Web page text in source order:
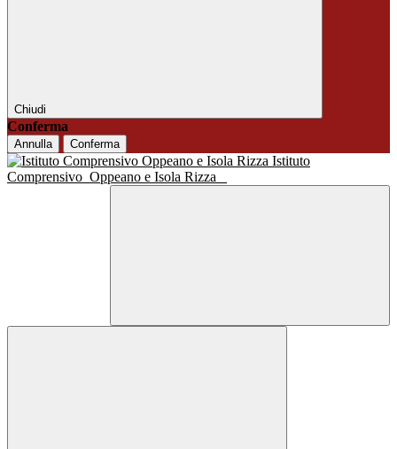
Chiudi
Conferma
Annulla Conferma
Istituto
Comprensivo Oppeano e Isola Rizza